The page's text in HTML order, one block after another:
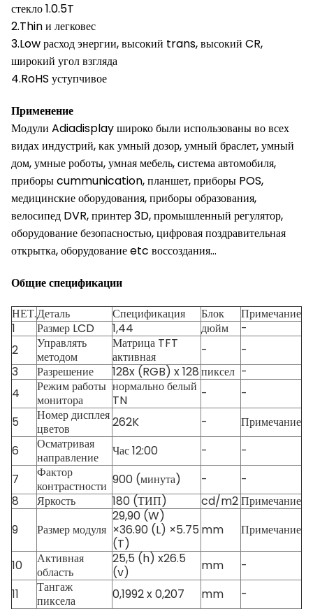
стекло 1.0.5T
2.Thin и легковес
3.Low расход энергии, высокий trans, высокий CR,
широкий угол взгляда
4.RoHS уступчивое
Применение
Модули Adiadisplay широко были использованы во всех
видах индустрий, как умный дозор, умный браслет, умный
дом, умные роботы, умная мебель, система автомобиля,
приборы cummunication, планшет, приборы POS,
медицинские оборудования, приборы образования,
велосипед DVR, принтер 3D, промышленный регулятор,
оборудование безопасностью, цифровая поздравительная
открытка, оборудование etc воссоздания…
Общие спецификации
НЕТ.Деталь Спецификация Блок
Примечание
1
Размер LCD 1,44 дюйм
-
2
Управлять
методом
Матрица TFT
активная
-
-
3
Разрешение 128x (RGB) x 128пиксел -
4
Режим работы
монитора
нормально белый
TN
-
-
5
Номер дисплея
цветов
262K -
Примечание
6
Осматривая
направление
Час 12:00 -
-
7
Фактор
контрастности 900 (минута) -
-
8
Яркость 180 (ТИП) cd/m2Примечание
9
Размер модуля
29,90 (W)
×36.90 (L) ×5.75
(T)
mm Примечание
10
Активная
область
25,5 (h) x26.5
(v)
mm
-
11
Тангаж
пиксела
0,1992 x 0,207 mm
-